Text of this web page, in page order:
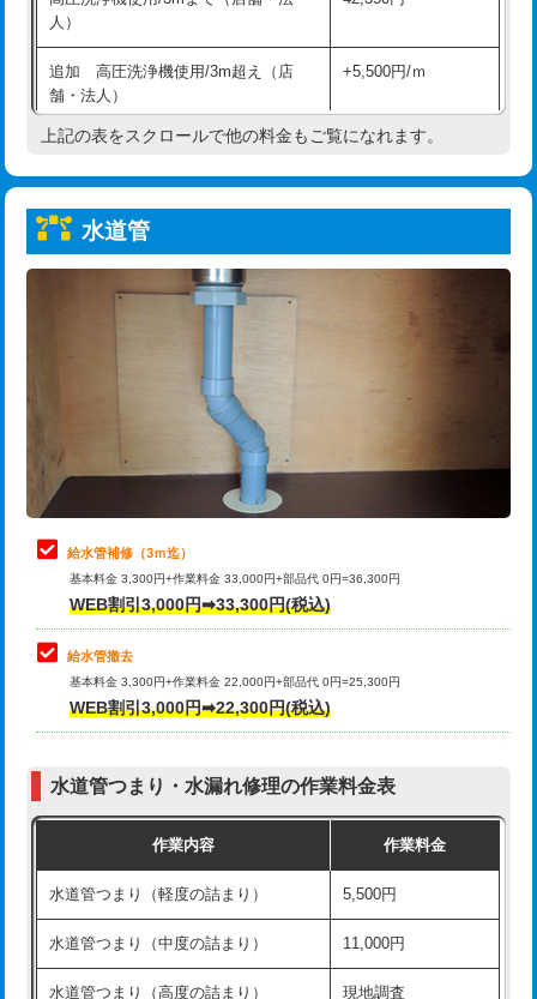
業)
給水管工事※（塩ビ管（VP・HI）使
用/3ｍまで)
33,000円
給水管工事※（塩ビ管（VP・HI）使
+8,800円
給水管工事※（ライニング鋼管・銅
管・ポリ管・HT管使用/3ｍまで)
給水管工事※（ライニング鋼管・銅
管・ポリ管・HT管使用/3ｍ超え)
排水管工事（土の掘削・埋め戻し作
11,000円~
排水管工事（排水管工事/3ｍまで） 55,000円
排水管工事（追加 排水管工事/3ｍ超
マス交換（土の掘削・埋め戻し作業）
マス交換（深さ50㎝未満）
マス交換（深さ50㎝以上）
コンクリート斫り（厚さ10㎝まで）
モルタル補修（厚さ10㎝超え） 38,500円
洗面台設置 38,500円
化粧台設置 22,000円
人）
追加 高圧洗浄機使用/3m超え（店
舗・法人）
+5,500円/ｍ
高度高圧洗浄換 現地調査
トーラー機使用/3mまで
追加トーラー機使用/3m超え
33,000円
8,800円
止水・漏水調査・防水処理・清掃・修
理・調整・分解・加工など（軽作業）
11,000円
止水・漏水調査・防水処理・清掃・修
理・調整・分解・加工など（中作業）
止水・漏水調査・防水処理・清掃・修
理・調整・分解・加工など（重作業）
33,000円
その他部品の脱着
交換・取付（タンク）
式）)
式・ワンホール）)
交換・取付(排水栓・排水トラップ
22,000円+材料費
上記の表をスクロールで他の料金もご覧になれます。
水道管
給水管補修（3ｍ迄）
基本料金 3,300円+作業料金 33,000円+部品代 0円=36,300円
WEB割引3,000円➡33,300円(税込)
給水管撤去
基本料金 3,300円+作業料金 22,000円+部品代 0円=25,300円
WEB割引3,000円➡22,300円(税込)
水道管つまり・水漏れ修理の作業料金表
作業内容 作業料金
水道管つまり（軽度の詰まり） 5,500円
水道管つまり（中度の詰まり） 11,000円
水道管つまり（高度の詰まり） 現地調査